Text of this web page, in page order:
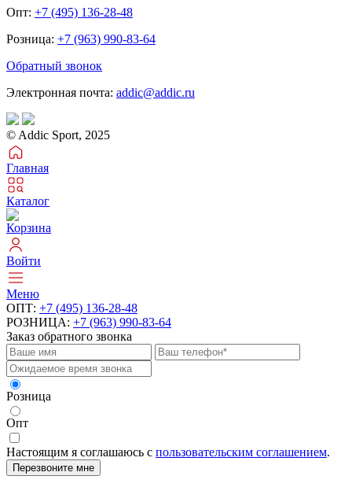
Опт: +7 (495) 136-28-48
Розница: +7 (963) 990-83-64
Обратный звонок
Электронная почта: addic@addic.ru
© Addic Sport, 2025
Главная
Каталог
Корзина
Войти
Меню
ОПТ: +7 (495) 136-28-48
РОЗНИЦА: +7 (963) 990-83-64
Заказ обратного звонка
Розница
Опт
Настоящим я соглашаюсь с пользовательским соглашением.
Перезвоните мне